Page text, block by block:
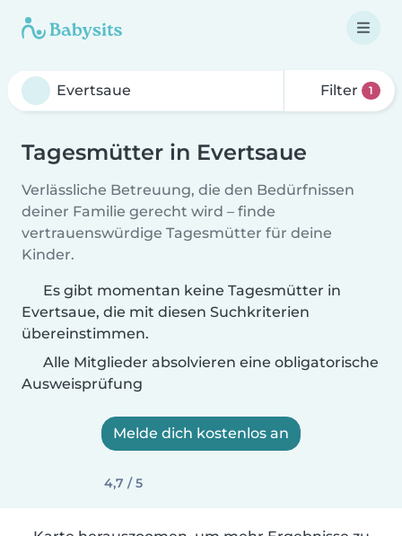
Filter 1
Tagesmütter in Evertsaue
Verlässliche Betreuung, die den Bedürfnissen
deiner Familie gerecht wird – finde
vertrauenswürdige Tagesmütter für deine
Kinder.
Es gibt momentan keine Tagesmütter in
Evertsaue, die mit diesen Suchkriterien
übereinstimmen.
Alle Mitglieder absolvieren eine obligatorische
Ausweisprüfung
Melde dich kostenlos an
4,7 / 5